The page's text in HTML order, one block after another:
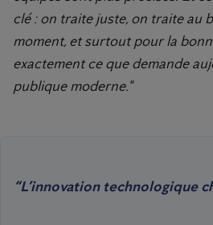
clé : on traite juste, on traite au
moment, et surtout pour la
exactement ce que demande
publique moderne."
“L’innovation technologique